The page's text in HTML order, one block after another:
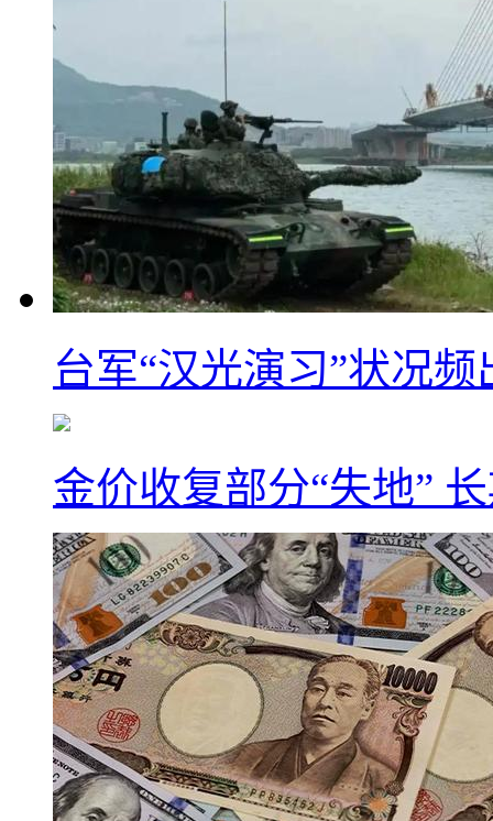
台军“汉光演习”状况
金价收复部分“失地”